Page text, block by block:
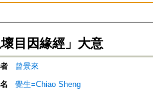
壞目因緣經」大意
曾景來
覺生=Chiao Sheng